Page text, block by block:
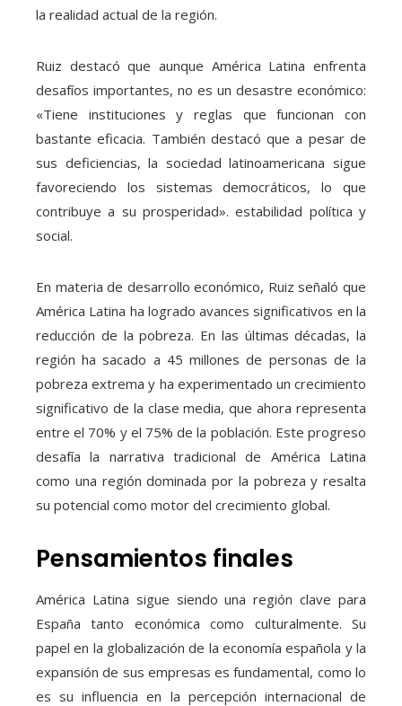
la realidad actual de la región.
Ruiz destacó que aunque América Latina enfrenta
desafíos importantes, no es un desastre económico:
«Tiene instituciones y reglas que funcionan con
bastante eficacia. También destacó que a pesar de
sus deficiencias, la sociedad latinoamericana sigue
favoreciendo los sistemas democráticos, lo que
contribuye a su prosperidad». estabilidad política y
social.
En materia de desarrollo económico, Ruiz señaló que
América Latina ha logrado avances significativos en la
reducción de la pobreza. En las últimas décadas, la
región ha sacado a 45 millones de personas de la
pobreza extrema y ha experimentado un crecimiento
significativo de la clase media, que ahora representa
entre el 70% y el 75% de la población. Este progreso
desafía la narrativa tradicional de América Latina
como una región dominada por la pobreza y resalta
su potencial como motor del crecimiento global.
Pensamientos finales
América Latina sigue siendo una región clave para
España tanto económica como culturalmente. Su
papel en la globalización de la economía española y la
expansión de sus empresas es fundamental, como lo
es su influencia en la percepción internacional de